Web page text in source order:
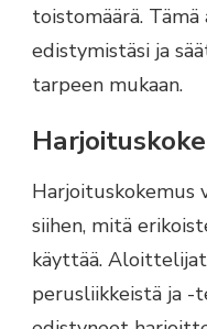
toistomäärä.
edistymistäsi ja
tarpeen mukaan.
Harjoituskokemus
siihen, mitä
käyttää.
perusliikkeistä ja -